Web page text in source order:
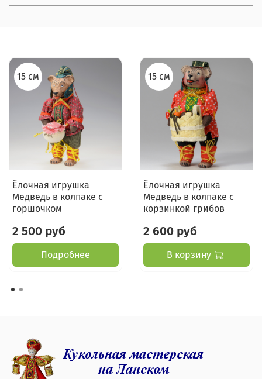
15 см
Ёлочная игрушка
Медведь в колпаке с
горшочком
2 500 руб
Подробнее
15 см
Ёлочная игрушка
Медведь в колпаке с
корзинкой грибов
2 600 руб
В корзину